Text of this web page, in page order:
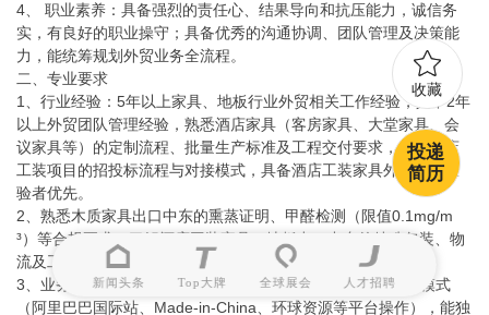
4、 职业素养：具备强烈的责任心、结果导向和抗压能力，诚信务
实，有良好的职业操守；具备优秀的沟通协调、团队管理及决策能
力，能统筹规划外贸业务全流程。
二、专业要求
1、行业经验：5年以上家具、地板行业外贸相关工作经验，其中2年
以上外贸团队管理经验，熟悉酒店家具（客房家具、大堂家具、会
议家具等）的定制流程、批量生产标准及工程交付要求，了解酒店
工装项目的招投标流程与对接模式，具备酒店工装家具外贸相关经
验者优先。
2、熟悉木质家具出口中东的熏蒸证明、甲醛检测（限值0.1mg/m
³）等合规要求，了解酒店工装家具、地板出口中东的特殊包装、物
流及工程交付相关规范者优先。
3、业务能力：具备丰富的海外市场开发经验，熟悉B2B外贸模式
（阿里巴巴国际站、Made-in-China、环球资源等平台操作），能独
新闻头条 Top大牌 全球展会 人才招聘
收藏
投递
简历